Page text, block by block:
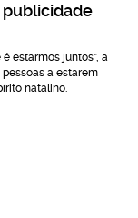
publicidade
estarmos juntos”, a
pessoas a estarem
natalino.